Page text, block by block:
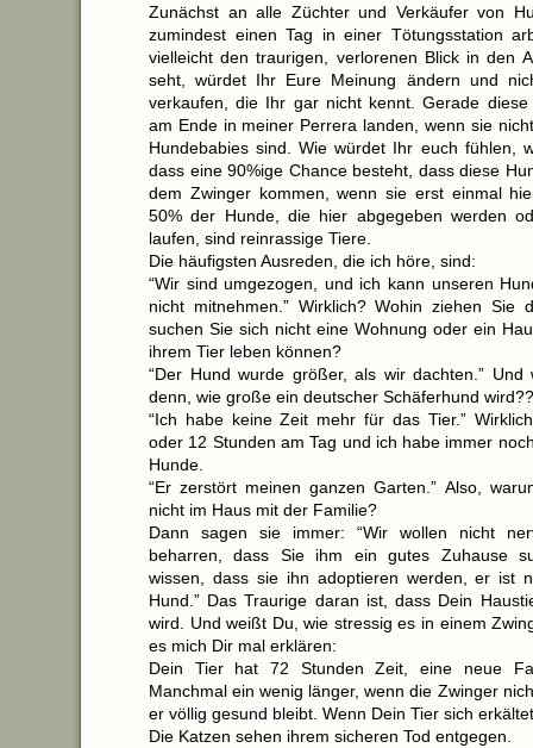
Zunächst an alle Züchter und Verkäufer von
zumindest einen Tag in einer Tötungsstation
vielleicht den traurigen, verlorenen Blick in den
seht, würdet Ihr Eure Meinung ändern und
verkaufen, die Ihr gar nicht kennt. Gerade diese
am Ende in meiner Perrera landen, wenn sie
Hundebabies sind. Wie würdet Ihr euch fühlen,
dass eine 90%ige Chance besteht, dass diese
dem Zwinger kommen, wenn sie erst einmal
50% der Hunde, die hier abgegeben werden
laufen, sind reinrassige Tiere.
Die häufigsten Ausreden, die ich höre, sind:
“Wir sind umgezogen, und ich kann unseren
nicht mitnehmen.” Wirklich? Wohin ziehen Sie
suchen Sie sich nicht eine Wohnung oder ein
ihrem Tier leben können?
“Der Hund wurde größer, als wir dachten.” Und
denn, wie große ein deutscher Schäferhund
“Ich habe keine Zeit mehr für das Tier.”
oder 12 Stunden am Tag und ich habe immer
Hunde.
“Er zerstört meinen ganzen Garten.” Also,
nicht im Haus mit der Familie?
Dann sagen sie immer: “Wir wollen nicht
beharren, dass Sie ihm ein gutes Zuhause
wissen, dass sie ihn adoptieren werden, er ist
Hund.” Das Traurige daran ist, dass Dein
wird. Und weißt Du, wie stressig es in einem
es mich Dir mal erklären:
Dein Tier hat 72 Stunden Zeit, eine neue
Manchmal ein wenig länger, wenn die Zwinger
er völlig gesund bleibt. Wenn Dein Tier sich
Die Katzen sehen ihrem sicheren Tod entgegen.